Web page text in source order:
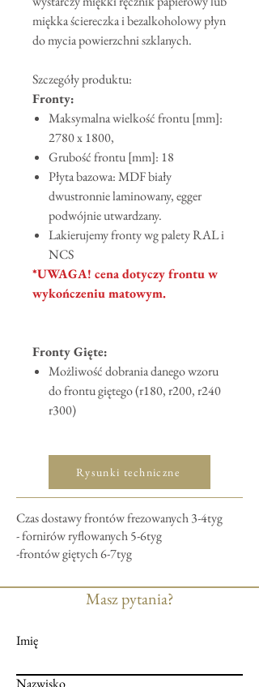
miękka ściereczka i bezalkoholowy płyn
do mycia powierzchni szklanych.
Szczegóły produktu:
Fronty:
Maksymalna wielkość frontu [mm]:
2780 x 1800,
Grubość frontu [mm]: 18
Płyta bazowa: MDF biały
dwustronnie laminowany, egger
podwójnie utwardzany.
Lakierujemy fronty wg palety RAL i
NCS
*UWAGA! cena dotyczy frontu w
wykończeniu matowym.
Fronty Gięte:
Możliwość dobrania danego wzoru
do frontu giętego (r180, r200, r240
r300)
Rysunki techniczne
Czas dostawy frontów frezowanych 3-4tyg
- fornirów ryflowanych 5-6tyg
-frontów giętych 6-7tyg
Masz pytania?
Imię